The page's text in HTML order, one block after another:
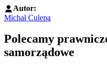
Autor:
Michał Culepa
Polecamy
samorządowe